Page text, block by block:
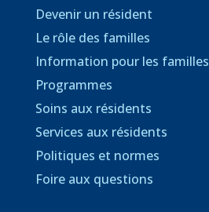
Devenir un résident
Le rôle des familles
Information pour les familles
Programmes
Soins aux résidents
Services aux résidents
Politiques et normes
Foire aux questions